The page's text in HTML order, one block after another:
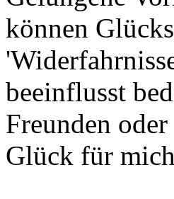
können
beeinflusst
Freunden
Glück für